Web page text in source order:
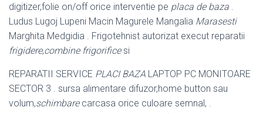
digitizer,folie on/off orice interventie pe placa de baza .
Ludus Lugoj Lupeni Macin Magurele Mangalia Marasesti
Marghita Medgidia . Frigotehnist autorizat execut reparatii
frigidere,combine frigorificesi
REPARATII SERVICE PLACI BAZA LAPTOP PC MONITOARE
SECTOR 3 . sursa alimentare difuzor,home button sau
volum,schimbarecarcasa orice culoare semnal, .